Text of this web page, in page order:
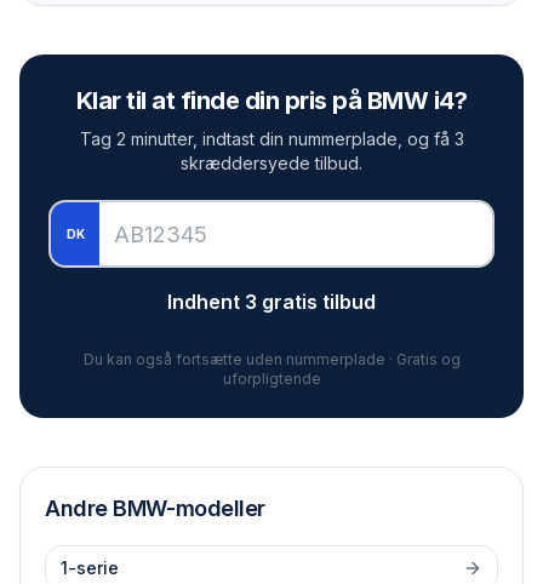
Klar til at finde din pris på BMW i4?
Tag 2 minutter, indtast din nummerplade, og få 3
skræddersyede tilbud.
DK
Indhent 3 gratis tilbud
Du kan også fortsætte uden nummerplade · Gratis og
uforpligtende
Andre BMW-modeller
1-serie